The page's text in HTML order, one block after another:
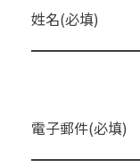
姓名(必填)
電子郵件(必填)